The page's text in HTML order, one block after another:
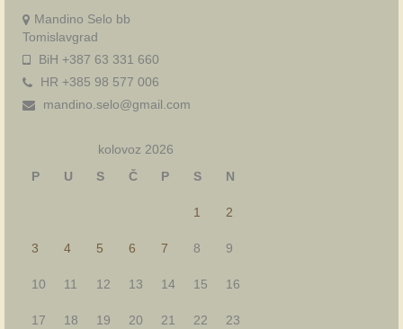
Mandino Selo bb
Tomislavgrad
BiH +387 63 331 660
HR +385 98 577 006
mandino.selo@gmail.com
kolovoz 2026
P
U S Č P S N
1 2
3 4 5 6 7 8 9
10 11 12 13 14 15 16
17 18 19 20 21 22 23